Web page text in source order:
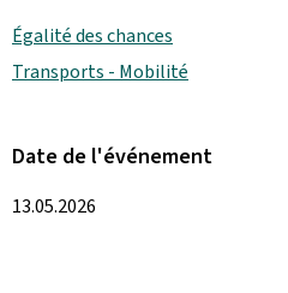
Égalité des chances
Transports - Mobilité
Date de l'événement
13.05.2026